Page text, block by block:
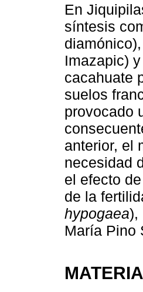
En
síntesis
Imazapic)
cacahuate
suelos
provocado
anterior, el
necesidad
el efecto
de la
hypogaea),
María Pino